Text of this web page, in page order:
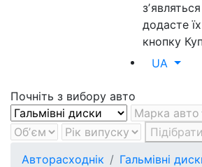
додасте
кнопку
UA
Почніть з вибору авто
Підібрати
Авторасходнік
Гальмівні